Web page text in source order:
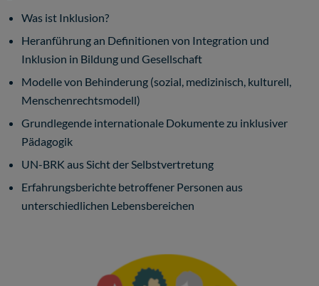
Was ist Inklusion?
Heranführung an Definitionen von Integration und
Inklusion in Bildung und Gesellschaft
Modelle von Behinderung (sozial, medizinisch, kulturell,
Menschenrechtsmodell)
Grundlegende internationale Dokumente zu inklusiver
Pädagogik
UN-BRK aus Sicht der Selbstvertretung
Erfahrungsberichte betroffener Personen aus
unterschiedlichen Lebensbereichen